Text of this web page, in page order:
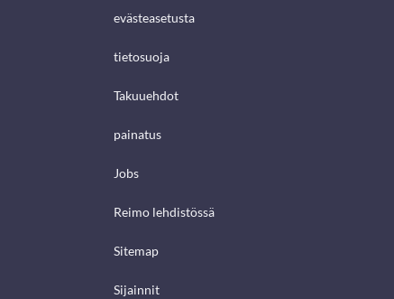
evästeasetusta
tietosuoja
Takuuehdot
painatus
Jobs
Reimo lehdistössä
Sitemap
Sijainnit